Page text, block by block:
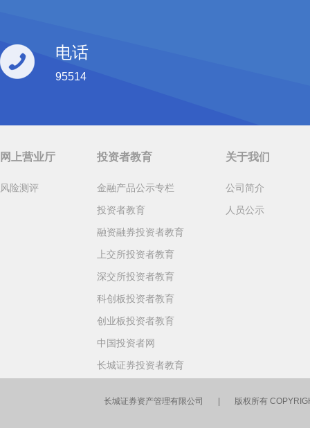
电话
95514
网上营业厅
风险测评
投资者教育
金融产品公示专栏
投资者教育
融资融券投资者教育
上交所投资者教育
深交所投资者教育
科创板投资者教育
创业板投资者教育
中国投资者网
长城证券投资者教育
关于我们
公司简介
人员公示
长城证券资产管理有限公司 | 版权所有